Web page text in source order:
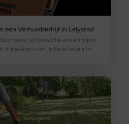
een Verhuisbedrijf in Lelystad
meest stressvolle ervaringen
inpakken van je hele leven in